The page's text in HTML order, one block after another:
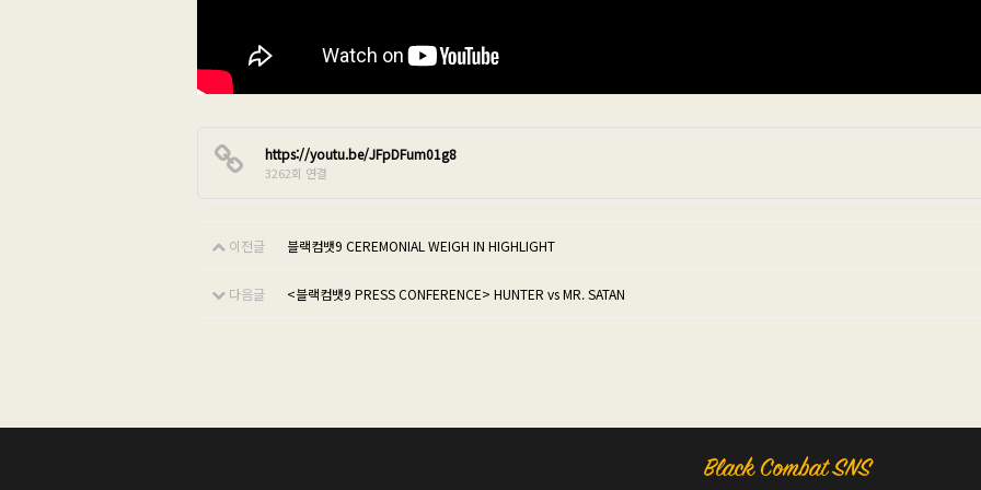
https://youtu.be/JFpDFum01g8
3262회 연결
이전글 블랙컴뱃9 CEREMONIAL WEIGH IN HIGHLIGHT
다음글 <블랙컴뱃9 PRESS CONFERENCE> HUNTER vs MR. SATAN